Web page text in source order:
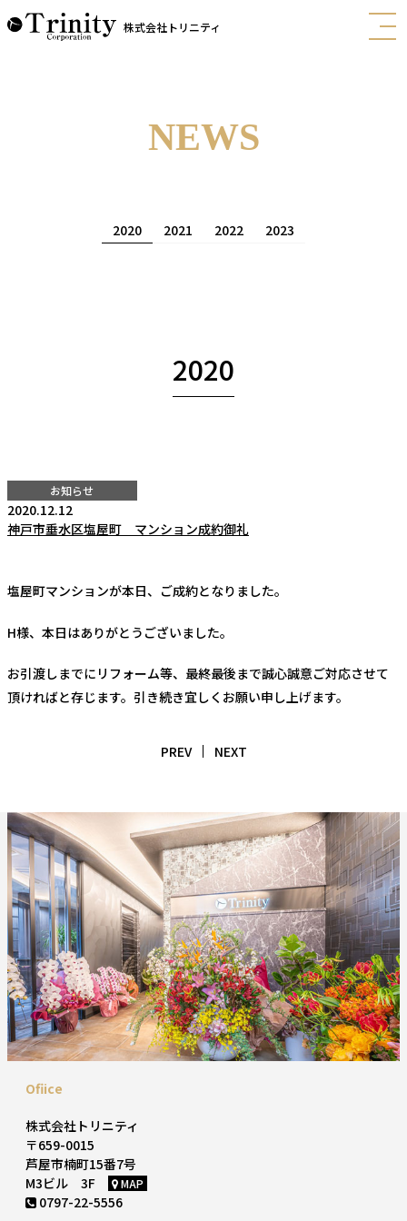
株式会社トリニティ
NEWS
2020 2021 2022 2023
2020
お知らせ
2020.12.12
神戸市垂水区塩屋町 マンション成約御礼
塩屋町マンションが本日、ご成約となりました。
H様、本日はありがとうございました。
お引渡しまでにリフォーム等、最終最後まで誠心誠意ご対応させて
頂ければと存じます。引き続き宜しくお願い申し上げます。
PREV NEXT
Ofiice
株式会社トリニティ
〒659-0015
芦屋市楠町15番7号
M3ビル 3F
MAP
0797-22-5556